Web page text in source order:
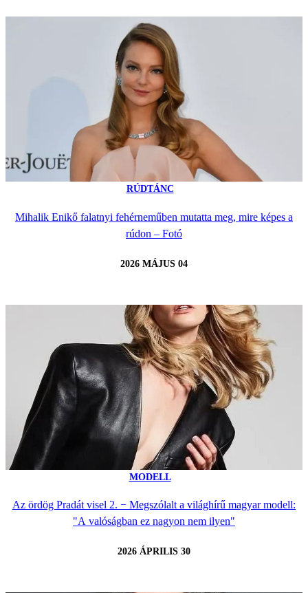
RÚDTÁNC
Mihalik Enikő falatnyi fehérneműben mutatta meg, mire képes a
rúdon – Fotó
2026 MÁJUS 04
MODELL
Az ördög Pradát visel 2. − Megszólalt a világhírű magyar modell:
"A valóságban ez nagyon nem ilyen"
2026 ÁPRILIS 30